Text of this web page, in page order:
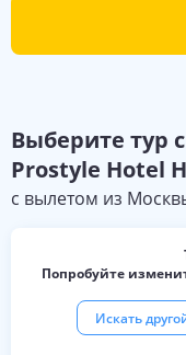
Выберите тур
Prostyle Hotel
с вылетом из
Попробуйте
Искать